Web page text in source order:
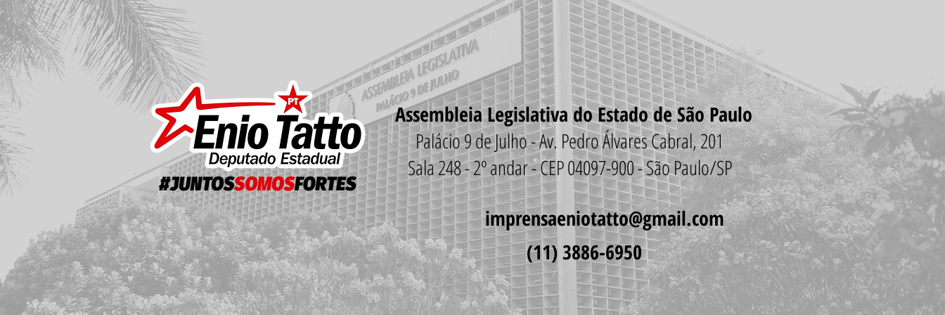
Assembleia Legislativa do Estado de São Paulo
Palácio 9 de Julho - Av. Pedro Álvares Cabral, 201
Sala 248 - 2º andar - CEP 04097-900 - São Paulo/SP
imprensaeniotatto@gmail.com
(11) 3886-6950